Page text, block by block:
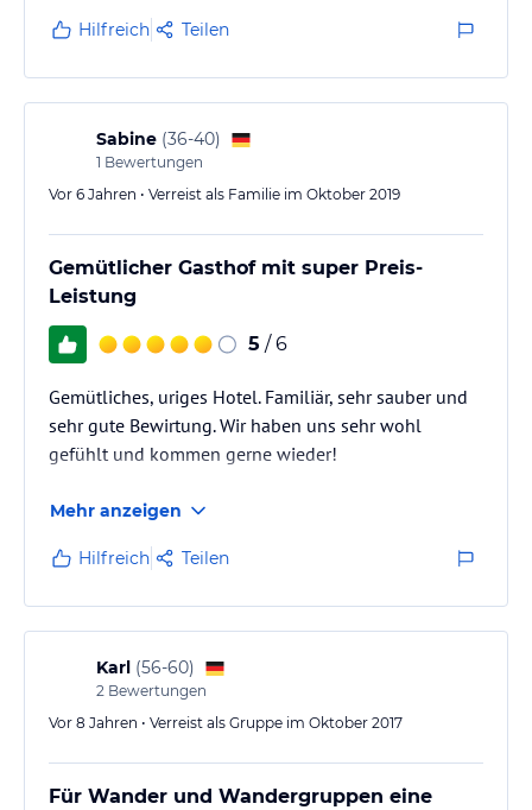
Hilfreich Teilen
Sabine (36-40)
1 Bewertungen
Vor 6 Jahren • Verreist als Familie im Oktober 2019
Gemütlicher Gasthof mit super Preis-
Leistung
5 / 6
Gemütliches, uriges Hotel. Familiär, sehr sauber und
sehr gute Bewirtung. Wir haben uns sehr wohl
gefühlt und kommen gerne wieder!
Mehr anzeigen
Hilfreich Teilen
Karl (56-60)
2 Bewertungen
Vor 8 Jahren • Verreist als Gruppe im Oktober 2017
Für Wander und Wandergruppen eine